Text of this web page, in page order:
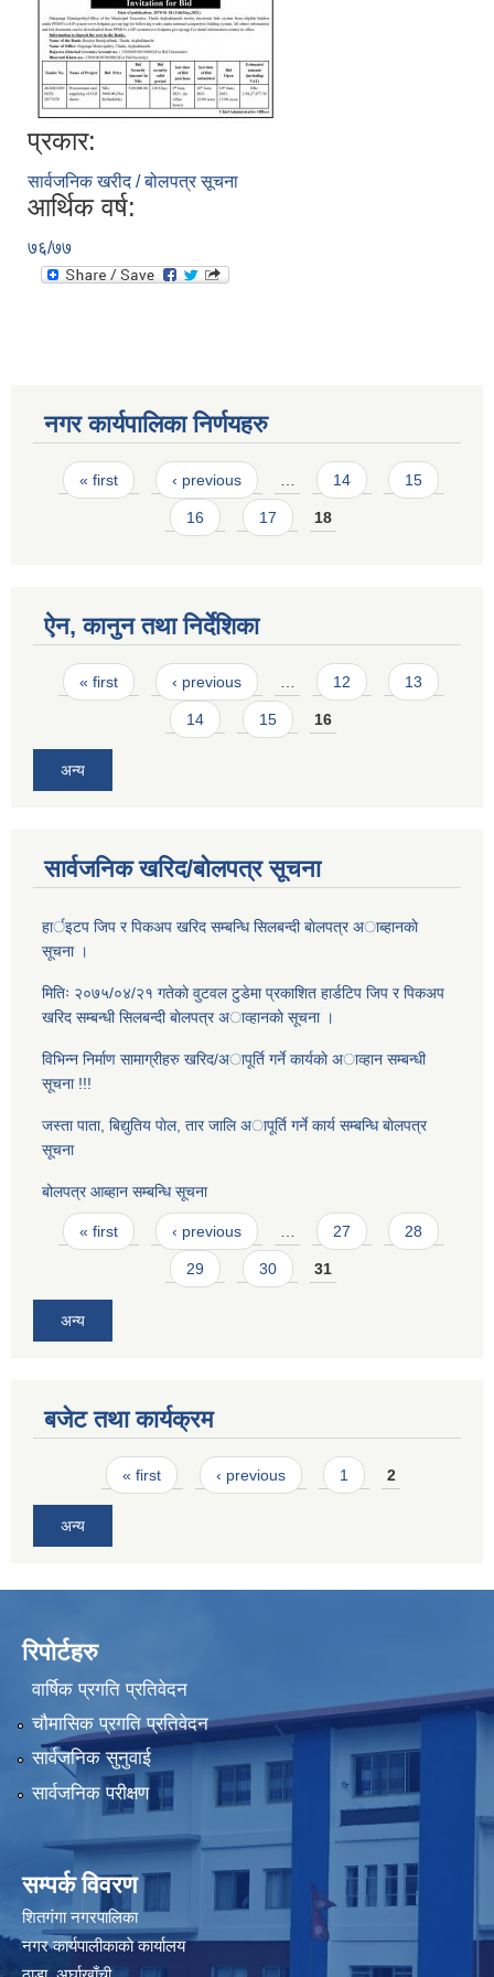
प्रकार:
सार्वजनिक खरीद / बोलपत्र सूचना
आर्थिक वर्ष:
७६/७७
नगर कार्यपालिका निर्णयहरु
Pages
« first ‹ previous … 14 15
16 17 18
ऐन, कानुन तथा निर्देशिका
Pages
« first ‹ previous 12 13
14 15 16
अन्य
सार्वजनिक खरिद/बोलपत्र सूचना
हार्इटप जिप र पिकअप खरिद सम्बन्धि सिलबन्दी बाेलपत्र अाब्हानकाे
सूचना ।
मितिः २०७५/०४/२१ गतेकाे वुटवल टुडेमा प्रकाशित हार्डटिप जिप र पिकअप
खरिद सम्बन्धी सिलबन्दी बाेलपत्र अाव्हानकाे सूचना ।
विभिन्न निर्माण सामाग्रीहरु खरिद/अापूर्ति गर्ने कार्यकाे अाव्हान सम्बन्धी
सूचना !!!
जस्ता पाता, बिद्युतिय पाेल, तार जालि अापूर्ति गर्ने कार्य सम्बन्धि बाेलपत्र
सूचना
बोलपत्र आब्हान सम्बन्धि सूचना
Pages
« first ‹ previous … 27 28
29 30 31
अन्य
बजेट तथा कार्यक्रम
Pages« first ‹ previous 1 2
अन्य
रिपोर्टहरु
वार्षिक प्रगति प्रतिवेदन
चौमासिक प्रगति प्रतिवेदन
सार्वजनिक सुनुवाई
सार्वजनिक परीक्षण
सम्पर्क विवरण
शितगंगा नगरपालिका
नगर कार्यपालीकाकाे कार्यालय